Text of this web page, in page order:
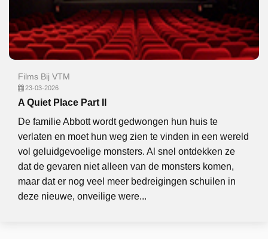
Films Bij VTM
23-03-2026
A Quiet Place Part II
De familie Abbott wordt gedwongen hun huis te
verlaten en moet hun weg zien te vinden in een wereld
vol geluidgevoelige monsters. Al snel ontdekken ze
dat de gevaren niet alleen van de monsters komen,
maar dat er nog veel meer bedreigingen schuilen in
deze nieuwe, onveilige were...